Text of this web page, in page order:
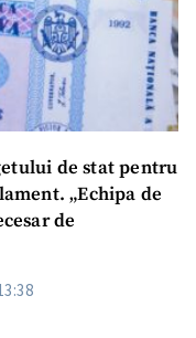
de stat pentru
„Echipa de
de